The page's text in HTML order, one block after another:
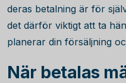
deras betalning är för
det därför viktigt att ta
planerar din försäljning
När betalas